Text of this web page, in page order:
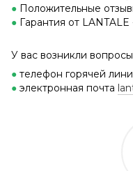
● Положительные
● Гарантия от
У вас возникли
● телефон горячей
● электронная почта